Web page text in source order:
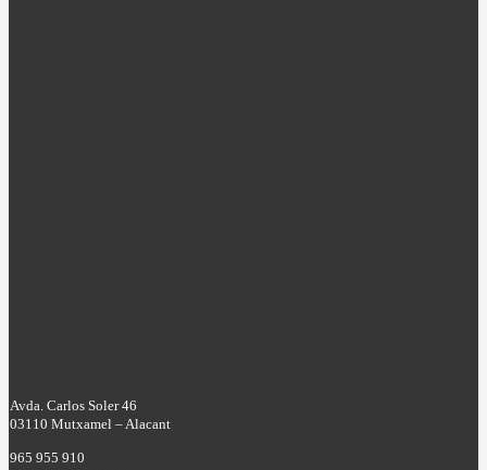
Avda. Carlos Soler 46
03110 Mutxamel – Alacant
965 955 910